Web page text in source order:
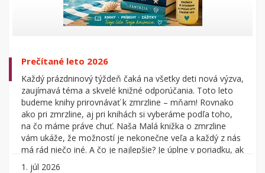
Prečítané leto 2026
Každý prázdninový týždeň čaká na všetky deti nová výzva,
zaujímavá téma a skvelé knižné odporúčania. Toto leto
budeme knihy prirovnávať k zmrzline – mňam! Rovnako
ako pri zmrzline, aj pri knihách si vyberáme podľa toho,
na čo máme práve chuť. Naša Malá knižka o zmrzline
vám ukáže, že možností je nekonečne veľa a každý z nás
má rád niečo iné. A čo je najlepšie? Je úplne v poriadku, ak
sa naše chute – na zmrzlinu aj na knihy – časom menia.
1. júl 2026